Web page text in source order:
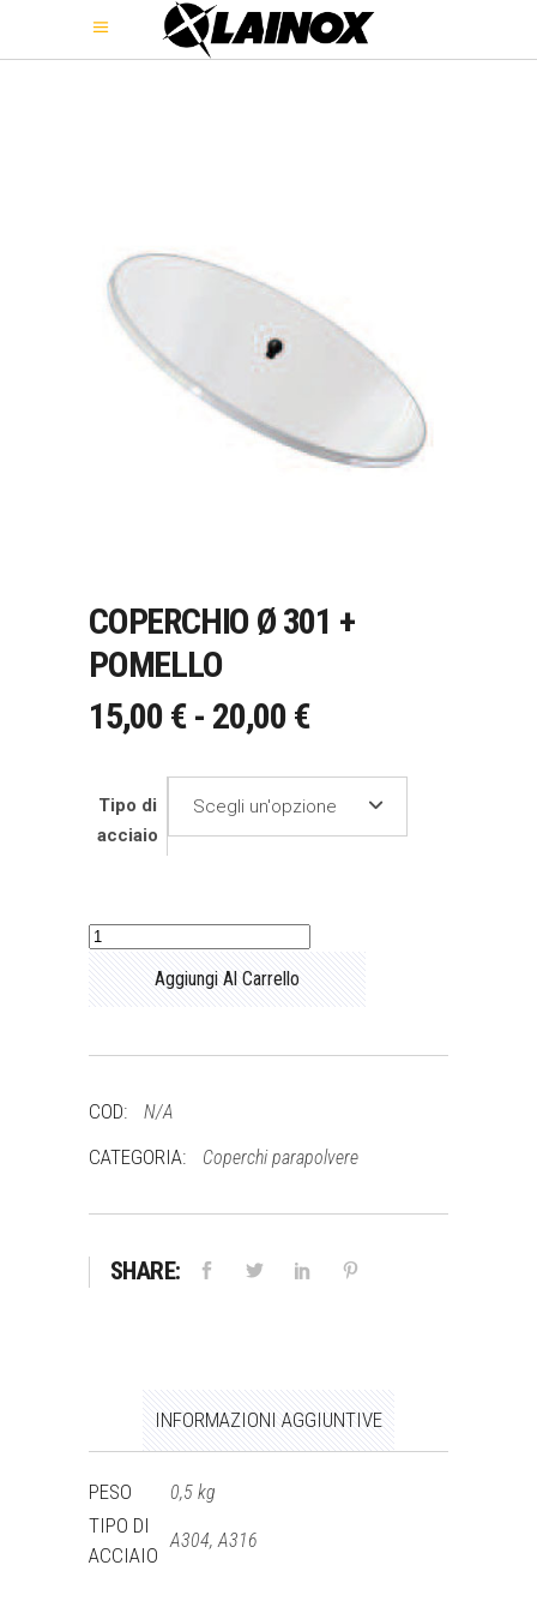
COPERCHIO Ø 301 +
POMELLO
15,00 € - 20,00 €FASCIA
PREZZO:
DA
20,00 €
Tipo di
acciaio
Scegli un'opzione
Coperchio
Ø
301
pomello
Aggiungi Al Carrello
COD: N/A
CATEGORIA: Coperchi parapolvere
SHARE:
INFORMAZIONI AGGIUNTIVE
PESO 0,5 kg
TIPO DI
ACCIAIO
A304, A316